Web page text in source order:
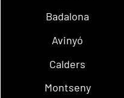
Badalona
Avinyó
Calders
Montseny